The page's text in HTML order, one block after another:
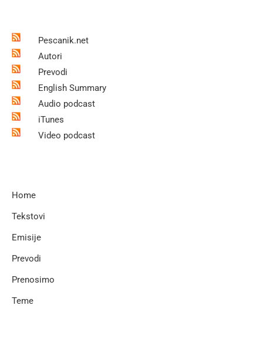
Pescanik.net
Autori
Prevodi
English Summary
Audio podcast
iTunes
Video podcast
Home
Tekstovi
Emisije
Prevodi
Prenosimo
Teme